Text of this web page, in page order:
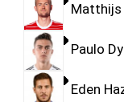
Matthijs
Paulo
Eden